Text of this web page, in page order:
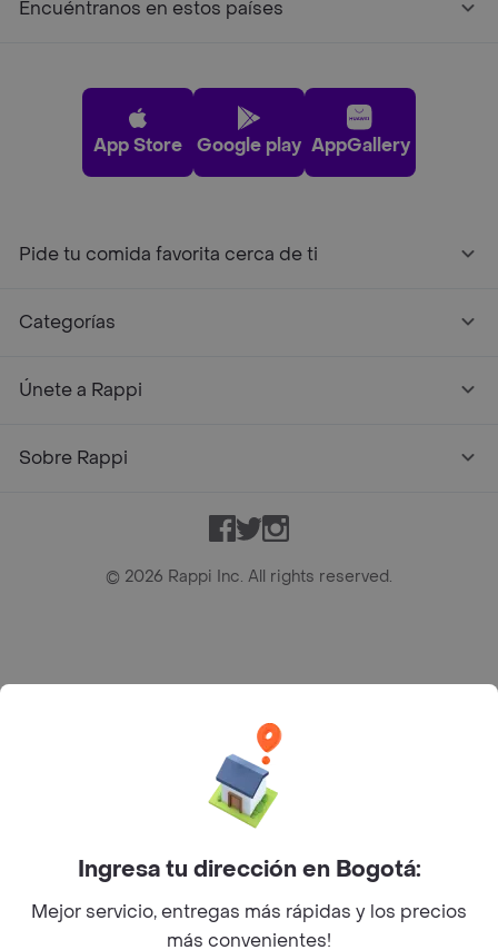
Encuéntranos en estos países
App Store Google play AppGallery
Pide tu comida favorita cerca de ti
Categorías
Únete a Rappi
Sobre Rappi
Facebook
TwitterInstagram
© 2026 Rappi Inc. All rights reserved.
Bogotá D.C. --- notificacionesrappi@rappi.com
Ingresa tu dirección en Bogotá:
Mejor servicio, entregas más rápidas y los precios
más convenientes!